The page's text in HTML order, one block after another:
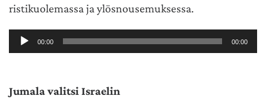
ristikuolemassa ja ylösnousemuksessa.
Äänitoistin00:00 00:00
Jumala valitsi Israelin